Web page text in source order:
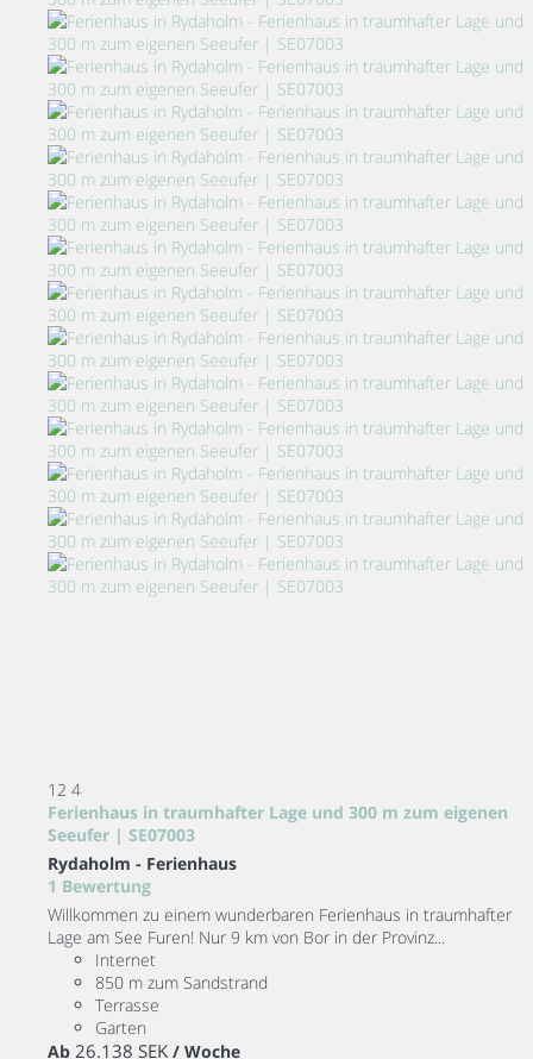
12 4
Ferienhaus in traumhafter Lage und 300 m zum eigenen
Seeufer | SE07003
Rydaholm - Ferienhaus
1 Bewertung
Willkommen zu einem wunderbaren Ferienhaus in traumhafter
Lage am See Furen! Nur 9 km von Bor in der Provinz...
Internet
850 m zum Sandstrand
Terrasse
Garten
Ab 26.138 SEK / Woche